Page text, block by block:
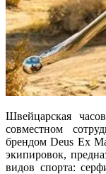
Швейцарская
совместном
брендом Deus Ex
экипировок,
видов спорта: